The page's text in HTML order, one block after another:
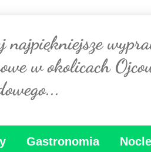
Gastronomia
najpiękniejsze
w okolicach